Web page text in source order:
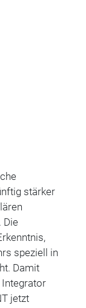
stärker
Die
speziell in
Damit
Integrator
jetzt